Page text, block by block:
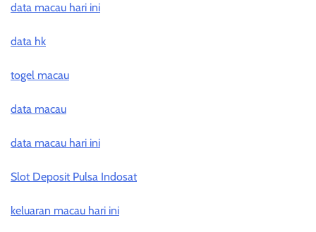
data macau hari ini
data hk
togel macau
data macau
data macau hari ini
Slot Deposit Pulsa Indosat
keluaran macau hari ini